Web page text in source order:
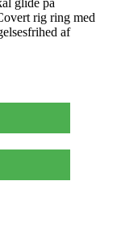
rig ring med
af